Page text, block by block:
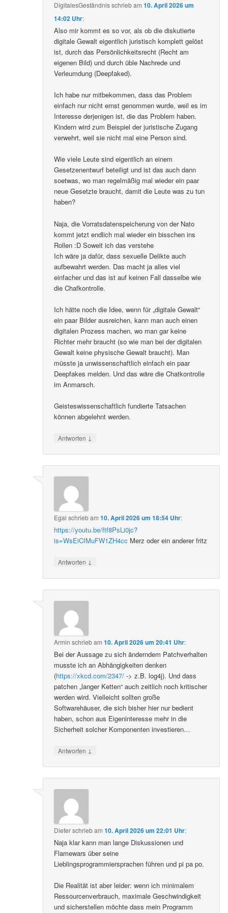
DigitalesGeständnisschriebam10. April 2026 um
14:02 Uhr:
Also mir kommt es so vor, als ob die diskutierte
digitale Gewalt eigentlich juristisch komplett gelöst
ist, durch das Persönlichkeitsrecht (Recht am
eigenen Bild) und durch üble Nachrede und
Verleumdung (Deepfaked).
Ich habe nur mitbekommen, dass das Problem
einfach nur nicht ernst genommen wurde, weil es im
Interesse derjenigen ist, die das Problem haben.
Kindern wird zum Beispiel der juristische Zugang
verwehrt, weil sie nicht mal eine Person sind.
Wie viele Leute sind eigentlich an einem
Gesetzenentwurf beteiligt und ist das auch dann
soetwas, wo man regelmäßig mal wieder ein paar
neue Gesetzte braucht, damit die Leute was zu tun
haben?
Naja, die Vorratsdatenspeicherung von der Nato
kommt jetzt endlich mal wieder ein bisschen ins
Rollen :D Soweit ich das verstehe
Ich wäre ja dafür, dass sexuelle Delikte auch
aufbewahrt werden. Das macht ja alles viel
einfacher und das ist auf keinen Fall dasselbe wie
die Chafkontrolle.
Ich hätte noch die Idee, wenn für „digitale Gewalt“
ein paar Bilder ausreichen, kann man auch einen
digitalen Prozess machen, wo man gar keine
Richter mehr braucht (so wie man bei der digitalen
Gewalt keine physische Gewalt braucht). Man
müsste ja unwissenschaftlich einfach ein paar
Deepfakes melden. Und das wäre die Chatkontrolle
im Anmarsch.
Geisteswissenschaftlich fundierte Tatsachen
können abgelehnt werden.
Antworten ↓
Egal schriebam10. April 2026 um 18:54 Uhr:
https://youtu.be/ftf8PsLi0jc?
is=WsEiCIMuFW1ZH4cc Merz oder ein anderer fritz
Antworten ↓
Armin schriebam10. April 2026 um 20:41 Uhr:
Bei der Aussage zu sich änderndem Patchverhalten
musste ich an Abhängigkeiten denken
(https://xkcd.com/2347/ -> z.B. log4j). Und dass
patchen „langer Ketten“ auch zeitlich noch kritischer
werden wird. Vielleicht sollten große
Softwarehäuser, die sich bisher hier nur bedient
haben, schon aus Eigeninteresse mehr in die
Sicherheit solcher Komponenten investieren…
Antworten ↓
Dieterschriebam10. April 2026 um 22:01 Uhr:
Naja klar kann man lange Diskussionen und
Flamewars über seine
Lieblingsprogrammiersprachen führen und pi pa po.
Die Realität ist aber leider: wenn ich minimalem
Ressourcenverbrauch, maximale Geschwindigkeit
und sicherstellen möchte dass mein Programm